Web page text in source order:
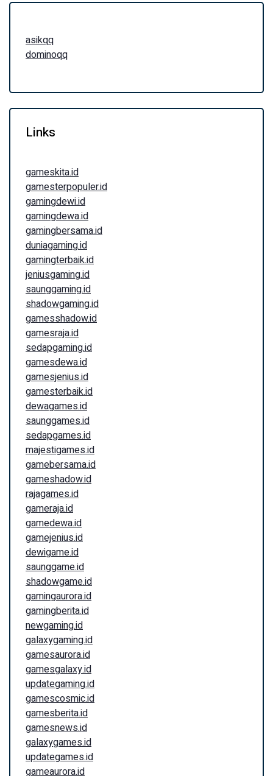
asikqq
dominoqq
Links
gameskita.id
gamesterpopuler.id
gamingdewi.id
gamingdewa.id
gamingbersama.id
duniagaming.id
gamingterbaik.id
jeniusgaming.id
saunggaming.id
shadowgaming.id
gamesshadow.id
gamesraja.id
sedapgaming.id
gamesdewa.id
gamesjenius.id
gamesterbaik.id
dewagames.id
saunggames.id
sedapgames.id
majestigames.id
gamebersama.id
gameshadow.id
rajagames.id
gameraja.id
gamedewa.id
gamejenius.id
dewigame.id
saunggame.id
shadowgame.id
gamingaurora.id
gamingberita.id
newgaming.id
galaxygaming.id
gamesaurora.id
gamesgalaxy.id
updategaming.id
gamescosmic.id
gamesberita.id
gamesnews.id
galaxygames.id
updategames.id
gameaurora.id